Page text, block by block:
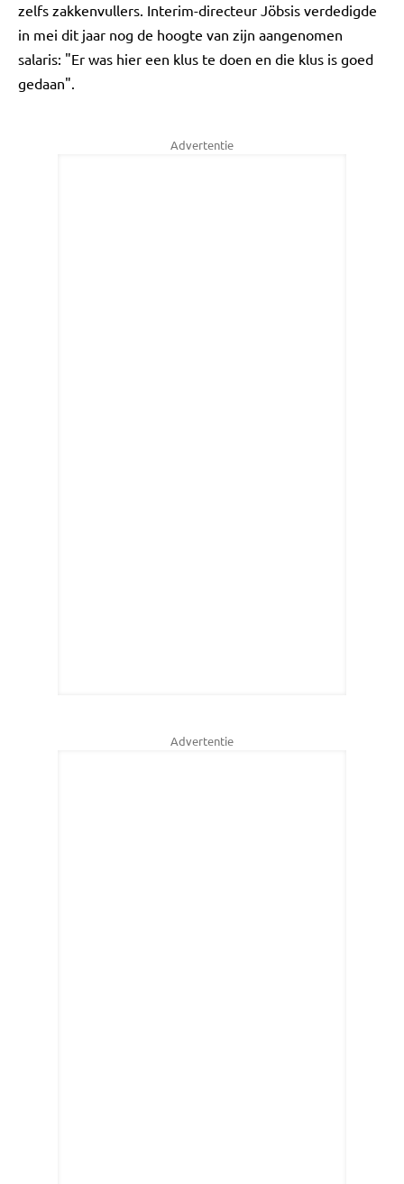
zelfs zakkenvullers. Interim-directeur Jöbsis verdedigde
in mei dit jaar nog de hoogte van zijn aangenomen
salaris: "Er was hier een klus te doen en die klus is goed
gedaan".
Advertentie
Advertentie